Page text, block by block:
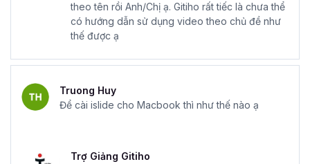
theo tên rồi Anh/Chị ạ. Gitiho rất tiếc là chưa thể
có hướng dẫn sử dụng video theo chủ đề như
thế được ạ
Truong Huy
Để cài islide cho Macbook thì như thế nào ạ
Trợ Giảng Gitiho